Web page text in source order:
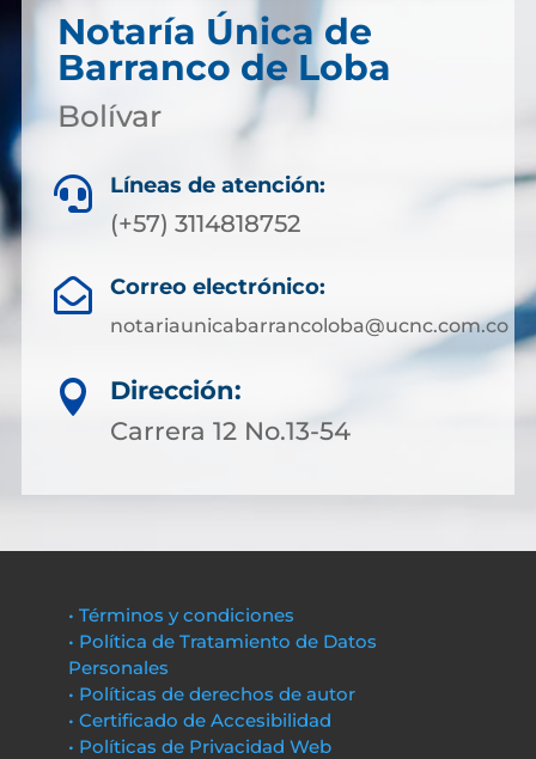
Notaría Única de
Barranco de Loba
Bolívar
 Líneas de atención:
(+57) 3114818752
 Correo electrónico:
notariaunicabarrancoloba@ucnc.com.co

Dirección:
Carrera 12 No.13-54
• Términos y condiciones
• Política de Tratamiento de Datos
Personales
• Políticas de derechos de autor
• Certificado de Accesibilidad
• Políticas de Privacidad Web